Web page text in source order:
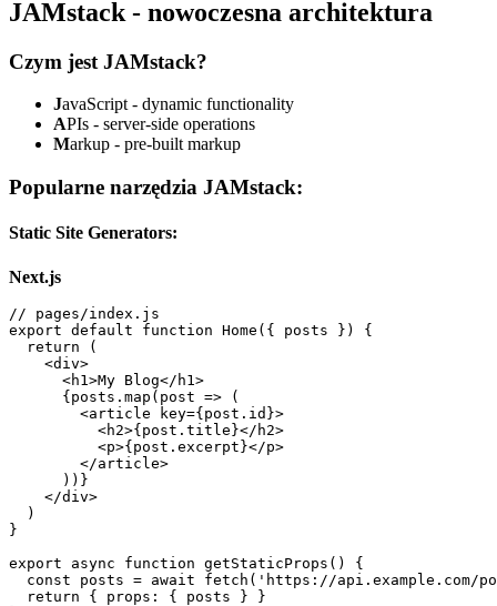
JAMstack - nowoczesna architektura
Czym jest JAMstack?
JavaScript - dynamic functionality
APIs - server-side operations
Markup - pre-built markup
Popularne narzędzia JAMstack:
Static Site Generators:
Next.js
// pages/index.js
export default function Home({ posts }) {
  return (
    <div>
      <h1>My Blog</h1>
      {posts.map(post => (
        <article key={post.id}>
          <h2>{post.title}</h2>
          <p>{post.excerpt}</p>
        </article>
      ))}
    </div>
  )
}
export async function getStaticProps() {
const posts = await fetch('https://api.example.com/
  return { props: { posts } }